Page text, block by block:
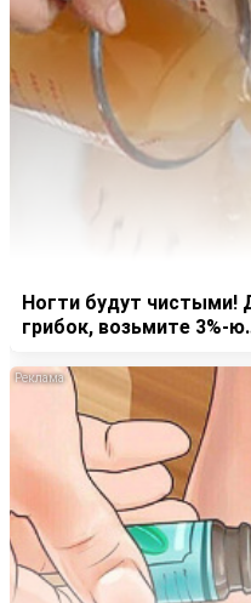
Ногти будут чистыми!
грибок, возьмите 3%-